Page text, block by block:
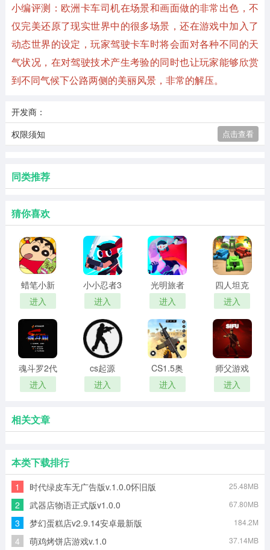
小编评测：欧洲卡车司机在场景和画面做的非常出色，不
仅完美还原了现实世界中的很多场景，还在游戏中加入了
动态世界的设定，玩家驾驶卡车时将会面对各种不同的天
气状况，在对驾驶技术产生考验的同时也让玩家能够欣赏
到不同气候下公路两侧的美丽风景，非常的解压。
开发商：
权限须知
点击查看
同类推荐
猜你喜欢
蜡笔小新
跑酷
进入
小小忍者3
免费版
进入
光明旅者
内置菜单
版
进入
四人坦克
大战手游
进入
魂斗罗2代
进入
cs起源
进入
CS1.5奥
美
进入
师父游戏
进入
相关文章
本类下载排行
1 时代绿皮车无广告版v.1.0.0怀旧版 25.48MB
2 武器店物语正式版v1.0.0 67.80MB
3 梦幻蛋糕店v2.9.14安卓最新版 184.2M
4 萌鸡烤饼店游戏v.1.0 37.14MB